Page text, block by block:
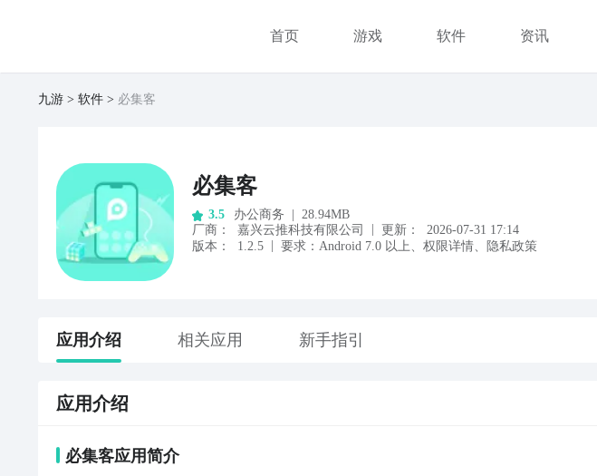
首页 游戏 软件 资讯
九游 软件 必集客
必集客
3.5 办公商务
28.94MB
厂商 ： 嘉兴云推科技有限公司 更新：
2026-07-31 17:14
版本：
1.2.5 要求： Android 7.0 以上、 权限详情、 隐私政策
应用介绍 相关应用 新手指引
应用介绍
必集客应用简介